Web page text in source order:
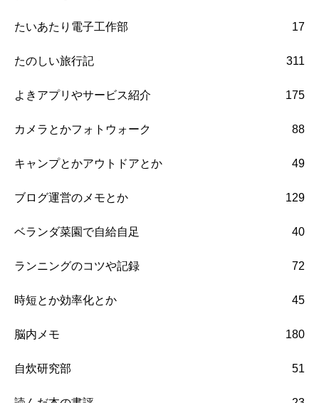
たいあたり電子工作部 17
たのしい旅行記 311
よきアプリやサービス紹介 175
カメラとかフォトウォーク 88
キャンプとかアウトドアとか 49
ブログ運営のメモとか 129
ベランダ菜園で自給自足 40
ランニングのコツや記録 72
時短とか効率化とか 45
脳内メモ 180
自炊研究部 51